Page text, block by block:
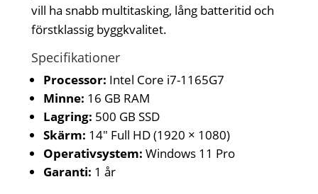
vill ha snabb multitasking, lång batteritid och
förstklassig byggkvalitet.
Specifikationer
Processor: Intel Core i7-1165G7
Minne: 16 GB RAM
Lagring: 500 GB SSD
Skärm: 14" Full HD (1920 × 1080)
Operativsystem: Windows 11 Pro
Garanti: 1 år